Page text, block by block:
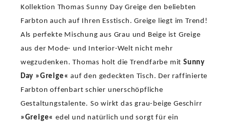
Kollektion Thomas Sunny Day Greige den beliebten
Farbton auch auf Ihren Esstisch. Greige liegt im Trend!
Als perfekte Mischung aus Grau und Beige ist Greige
aus der Mode- und Interior-Welt nicht mehr
wegzudenken. Thomas holt die Trendfarbe mitSunny
Day »Greige«auf den gedeckten Tisch. Der raffinierte
Farbton offenbart schier unerschöpfliche
Gestaltungstalente. So wirkt das grau-beige Geschirr
»Greige«edel und natürlich und sorgt für ein